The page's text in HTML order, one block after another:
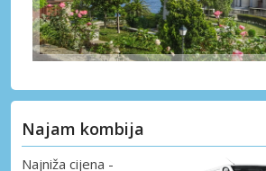
Najam kombija
Najniža cijena -